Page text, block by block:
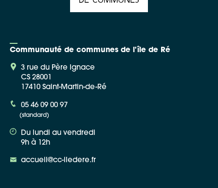
Communauté de communes de l'île de Ré
3 rue du Père Ignace
CS 28001
17410 Saint-Martin-de-Ré
05 46 09 00 97
(standard)
Du lundi au vendredi
9h à 12h
accueil@cc-iledere.fr